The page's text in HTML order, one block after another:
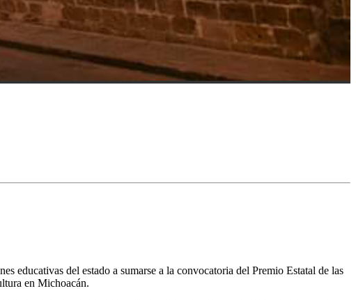
educativas del estado a sumarse a la convocatoria del Premio Estatal de las
en Michoacán.